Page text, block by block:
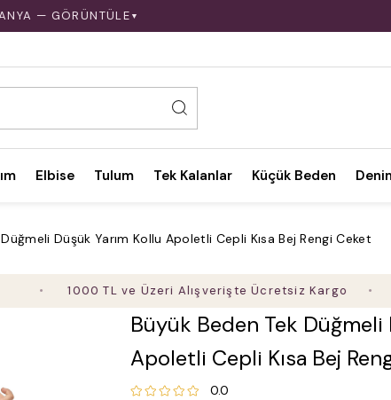
— GÖRÜNTÜLE ▼
Elbise Tulum Tek Kalanlar Küçük Beden
Düşük Yarım Kollu Apoletli Cepli Kısa Bej Rengi Ceket
1000 TL ve Üzeri Alışverişte Ücretsiz Kargo
Büyük Beden Tek Düğmeli
Apoletli Cepli Kısa Bej
0.0